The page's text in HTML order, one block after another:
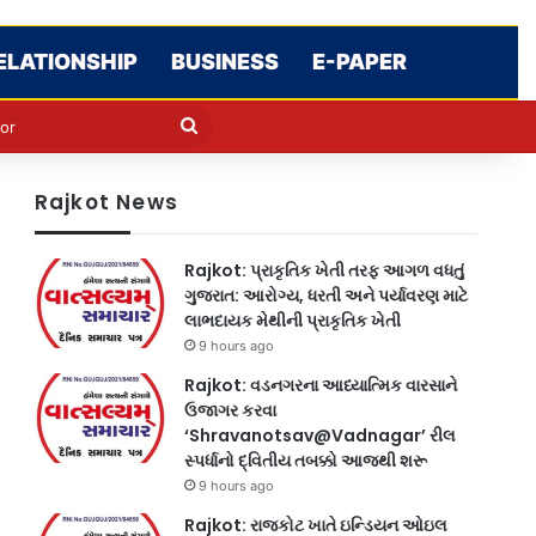
BUSINESS E-PAPER
Search
Rajkot News
Rajkot: પ્રાકૃતિક ખેતી તરફ આગળ વધતું
ગુજરાત: આરોગ્ય, ધરતી અને પર્યાવરણ માટે
લાભદાયક મેથીની પ્રાકૃતિક ખેતી
9 hours ago
Rajkot: વડનગરના આધ્યાત્મિક વારસાને
ઉજાગર કરવા
‘Shravanotsav@Vadnagar’ રીલ
સ્પર્ધાનો દ્વિતીય તબક્કો આજથી શરૂ
9 hours ago
Rajkot: રાજકોટ ખાતે ઇન્ડિયન ઓઇલ